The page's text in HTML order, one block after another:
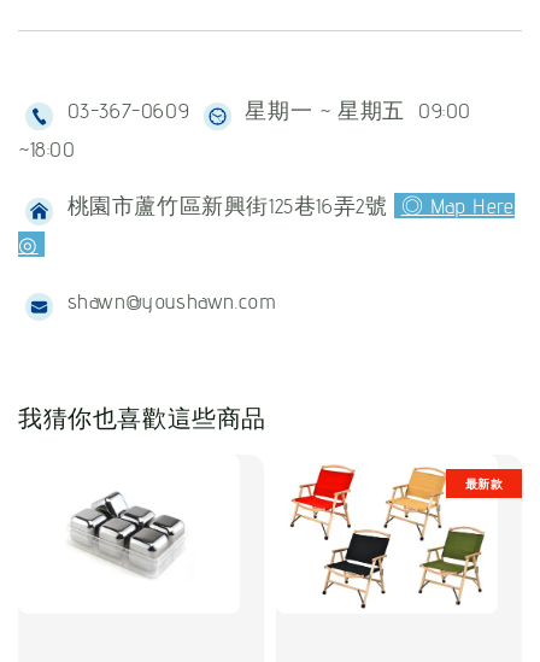
03-367-0609
星期一 ~ 星期五 09:00
~18:00
桃園市蘆竹區新興街125巷16弄2號
◎ Map Here
◎
shawn@youshawn.com
我猜你也喜歡這些商品
最新款